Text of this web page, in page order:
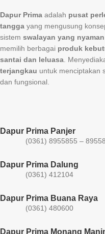
Dapur Prima adalah pusat
tangga yang mengusung
sistem swalayan yang
memilih berbagai produk
santai dan leluasa.
terjangkau untuk menciptakan
dan fungsional.
Dapur Prima Panjer
(0361) 8955855 –
Dapur Prima Dalung
(0361) 412104
Dapur Prima Buana Raya
(0361) 480600
Dapur Prima Monang